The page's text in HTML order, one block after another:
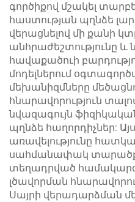
գործիքով մշակել
հաստության պղնձե
վերացնելով մի քանի
անհրաժեշտությունը և
հավաքածուի
մոդելներում
մեխանիզմները
հնարավորություն
նվազագույն
պղնձե հաղորդիչներ:
առավելությունը
սահմանափակ
տեղադրված
լծավորման
Սայրի վերադարձման